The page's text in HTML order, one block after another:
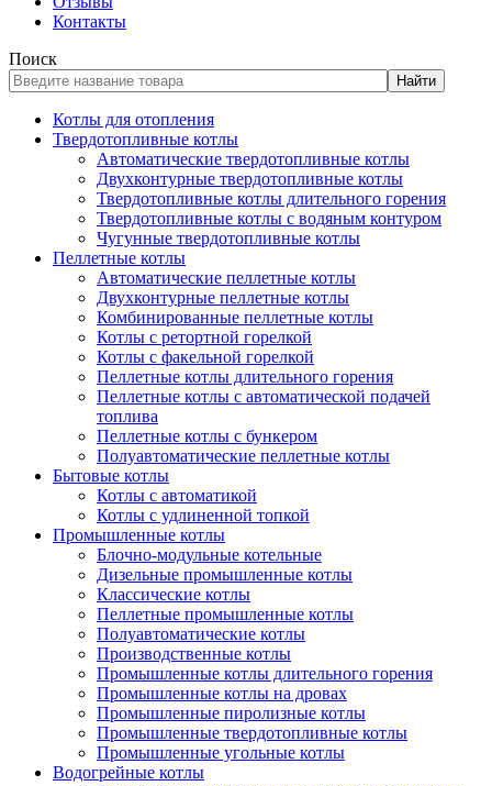
Контакты
Поиск
Найти
Котлы для отопления
Твердотопливные котлы
Автоматические твердотопливные котлы
Двухконтурные твердотопливные котлы
Твердотопливные котлы длительного горения
Твердотопливные котлы с водяным контуром
Чугунные твердотопливные котлы
Пеллетные котлы
Автоматические пеллетные котлы
Двухконтурные пеллетные котлы
Комбинированные пеллетные котлы
Котлы с ретортной горелкой
Котлы с факельной горелкой
Пеллетные котлы длительного горения
Пеллетные котлы с автоматической подачей
топлива
Пеллетные котлы с бункером
Полуавтоматические пеллетные котлы
Бытовые котлы
Котлы с автоматикой
Котлы с удлиненной топкой
Промышленные котлы
Блочно-модульные котельные
Дизельные промышленные котлы
Классические котлы
Пеллетные промышленные котлы
Полуавтоматические котлы
Производственные котлы
Промышленные котлы длительного горения
Промышленные котлы на дровах
Промышленные пиролизные котлы
Промышленные твердотопливные котлы
Промышленные угольные котлы
Водогрейные котлы